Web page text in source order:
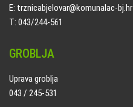
E: trznicabjelovar@komunalac-bj.hr
T: 043/244-561
GROBLJA
Uprava groblja
043 / 245-531